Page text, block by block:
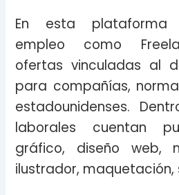
En esta plataforma
empleo como
ofertas vinculadas al
para compañías,
estadounidenses.
laborales cuentan
gráfico, diseño web,
ilustrador,